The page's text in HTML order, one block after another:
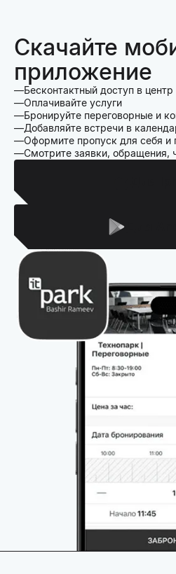
Скачайте
приложение
Бесконтактный доступ в центр
Оплачивайте услуги
Бронируйте переговорные и
Добавляйте встречи в
Оформите пропуск для себя и
Смотрите заявки, обращения,